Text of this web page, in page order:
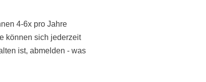
4-6x pro Jahre
können sich jederzeit
ist, abmelden - was